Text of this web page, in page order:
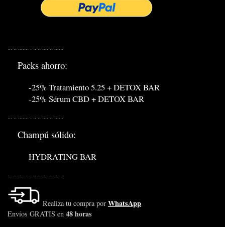
Packs ahorro:
-25% Tratamiento 5.25 + DETOX BAR
-25% Sérum CBD + DETOX BAR
... .. ....... . .. .. .... .. ......
Champú sólido:
HYDRATING BAR
Realiza tu compra por WhatsApp
Envíos GRATIS en 48 horas